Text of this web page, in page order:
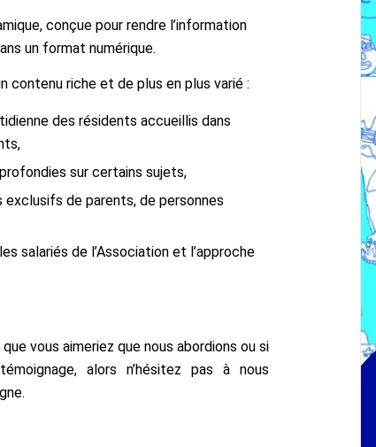
conçue pour rendre l’information
un format numérique.
contenu riche et de plus en plus varié :
des résidents accueillis dans
sur certains sujets,
de parents, de personnes
salariés de l’Association et l’approche
vous aimeriez que nous abordions ou si
alors n’hésitez pas à nous